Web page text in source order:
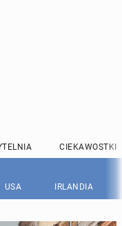
CIEKAWOSTKI
USA IRLANDIA